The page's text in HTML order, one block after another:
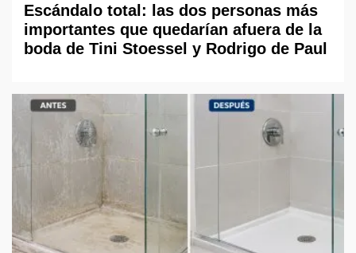
Escándalo total: las dos personas más
importantes que quedarían afuera de la
boda de Tini Stoessel y Rodrigo de Paul